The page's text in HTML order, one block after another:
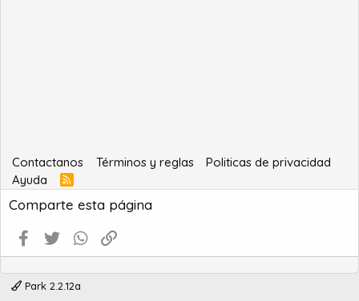
Contactanos Términos y reglas
Politicas de privacidad
Ayuda
R
S
S
Comparte esta página
Facebook
Twitter WhatsApp
Park 2.2.12a